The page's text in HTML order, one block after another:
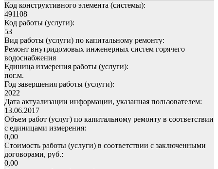
Код конструктивного элемента (системы):
491108
Код работы (услуги):
53
Вид работы (услуги) по капитальному ремонту:
Ремонт внутридомовых инженерных систем горячего
водоснабжения
Единица измерения работы (услуги):
пог.м.
Год завершения работы (услуги):
2022
Дата актуализации информации, указанная пользователем:
13.06.2017
Объем работ (услуг) по капитальному ремонту в соответствии
с единицами измерения:
0,00
Стоимость работы (услуги) в соответствии с заключенными
договорами, руб.:
0,00